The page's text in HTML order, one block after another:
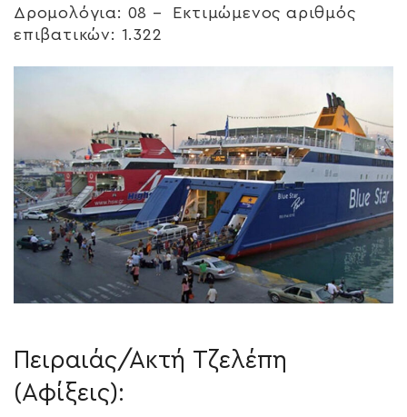
Δρομολόγια: 08 – Εκτιμώμενος αριθμός
επιβατικών: 1.322
Πειραιάς/Ακτή Τζελέπη
(Αφίξεις):